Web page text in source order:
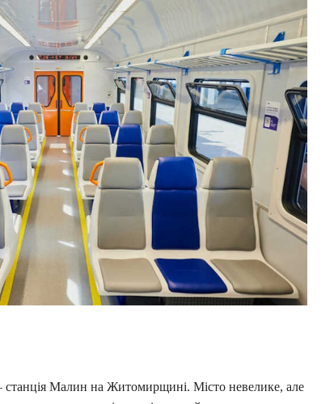
Малин на Житомирщині. Місто невелике, але